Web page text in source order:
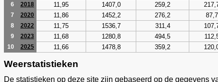
6 2018 11,95 1407,0 259,2
7 2020 11,86 1452,2 276,2 87,7
8 2022 11,75 1536,7 311,4
9 2023 11,68 1280,8 494,5
10 2025 11,66 1478,8 359,2
Weerstatistieken
De statistieken op deze site zijn gebaseerd op de gegevens